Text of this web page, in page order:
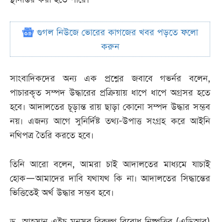
গুগল নিউজে ভোরের কাগজের খবর পড়তে ফলো
করুন
সাংবাদিকদের অন্য এক প্রশ্নের জবাবে গভর্নর বলেন,
পাচারকৃত সম্পদ উদ্ধারের প্রক্রিয়ায় ধাপে ধাপে অগ্রসর হতে
হবে। আদালতের চূড়ান্ত রায় ছাড়া কোনো সম্পদ উদ্ধার সম্ভব
নয়। এজন্য আগে সুনির্দিষ্ট তথ্য-উপাত্ত সংগ্রহ করে আইনি
নথিপত্র তৈরি করতে হবে।
তিনি আরো বলেন, আমরা চাই আদালতের মাধ্যমে যাচাই
হোক—আমাদের দাবি যথাযথ কি না। আদালতের সিদ্ধান্তের
ভিত্তিতেই অর্থ উদ্ধার সম্ভব হবে।